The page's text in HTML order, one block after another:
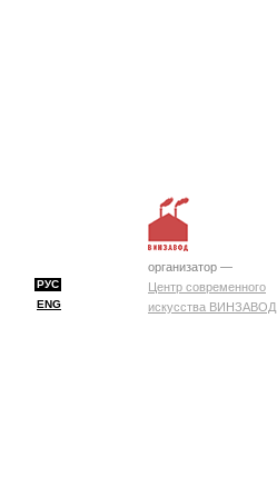
РУС
ENG
организатор —
Центр современного
искусства ВИНЗАВОД